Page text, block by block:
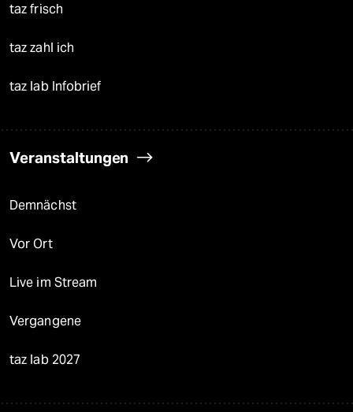
taz frisch
taz zahl ich
taz lab Infobrief
Veranstaltungen
Demnächst
Vor Ort
Live im Stream
Vergangene
taz lab 2027